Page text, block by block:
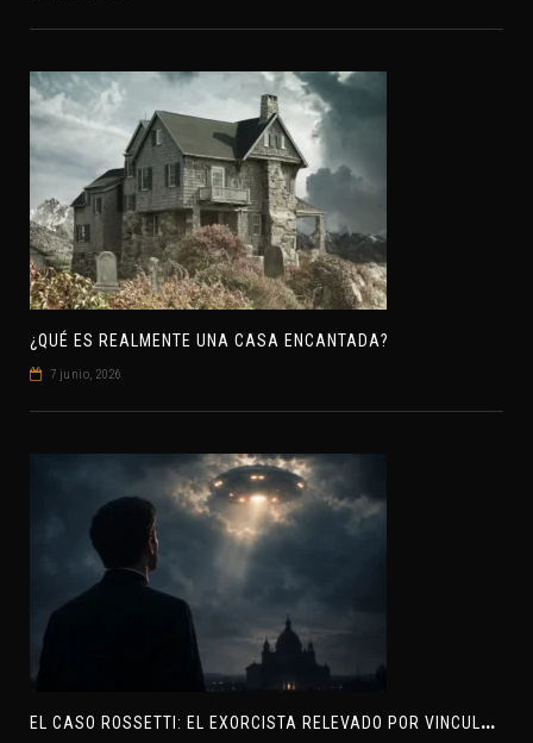
¿QUÉ ES REALMENTE UNA CASA ENCANTADA?
7 junio, 2026
E
L CASO ROSSETTI: EL EXORCISTA RELEVADO POR VINCULAR OVNIS Y DEMONIOS